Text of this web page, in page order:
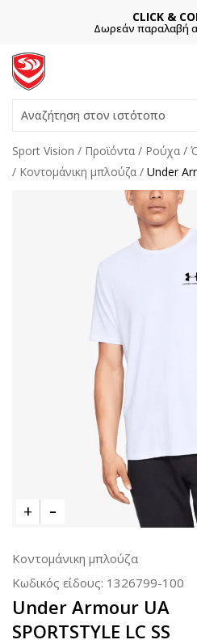
CLICK &
Δωρεάν παραλαβή
Αναζήτηση στον ιστότοπο
Sport Vision Προϊόντα Ρούχα
Κοντομάνικη μπλούζα
Under
Κοντομάνικη μπλούζα
Κωδικός είδους: 1326799-100
Under Armour UA
SPORTSTYLE LC SS